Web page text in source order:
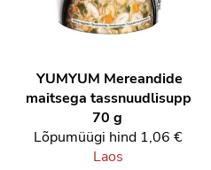
YUMYUM Mereandide
maitsega tassnuudlisupp
70 g
Lõpumüügi hind 1,06 €
Laos